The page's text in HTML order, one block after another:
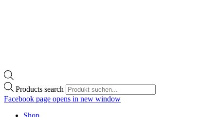
Products search
Facebook page opens in new window
Shop